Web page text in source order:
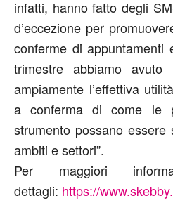
infatti, hanno fatto degli
d’eccezione per
conferme di appuntamenti
trimestre abbiamo
ampiamente l’effettiva
a conferma di come le
strumento possano
ambiti e settori”.
Per maggiori
dettagli: https://